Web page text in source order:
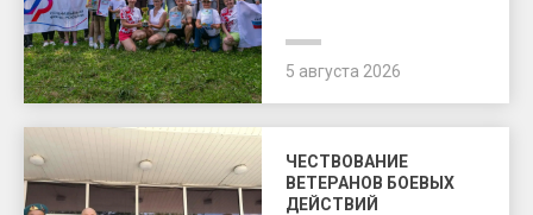
5 августа 2026
ЧЕСТВОВАНИЕ
ВЕТЕРАНОВ БОЕВЫХ
ДЕЙСТВИЙ